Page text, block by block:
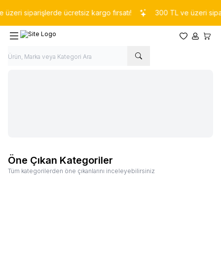
siparişlerde ücretsiz kargo fırsatı! 300 TL ve üzeri
Favorilerim
Hesabım
Öne Çıkan Kategoriler
Tüm kategorilerden öne çıkanlarını inceleyebilirsiniz